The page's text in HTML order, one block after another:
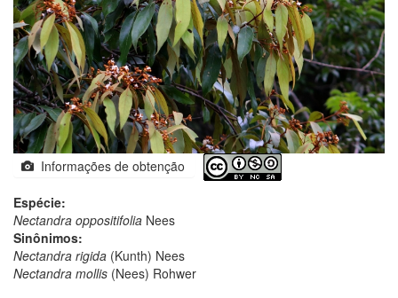
Informações de obtenção
Espécie:
Nectandra oppositifolia Nees
Sinônimos:
Nectandra rigida (Kunth) Nees
Nectandra mollis (Nees) Rohwer